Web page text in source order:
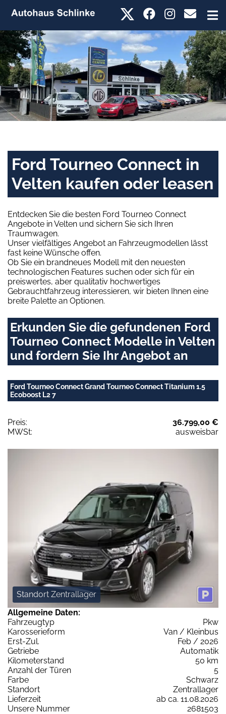
Ford Tourneo Connect in
Velten kaufen oder leasen
Entdecken Sie die besten Ford Tourneo Connect
Angebote in Velten und sichern Sie sich Ihren
Traumwagen.
Unser vielfältiges Angebot an Fahrzeugmodellen lässt
fast keine Wünsche offen.
Ob Sie ein brandneues Modell mit den neuesten
technologischen Features suchen oder sich für ein
preiswertes, aber qualitativ hochwertiges
Gebrauchtfahrzeug interessieren, wir bieten Ihnen eine
breite Palette an Optionen.
Erkunden Sie die gefundenen Ford
Tourneo Connect Modelle in Velten
und fordern Sie Ihr Angebot an
Ford Tourneo Connect Grand Tourneo Connect Titanium 1.5
Ecoboost L2 7
Preis:
36.799,00 €
MWSt:
ausweisbar
Standort Zentrallager
Allgemeine Daten:
Fahrzeugtyp
Pkw
Karosserieform
Van / Kleinbus
Erst-Zul.
Feb / 2026
Getriebe
Automatik
Kilometerstand
50 km
Anzahl der Türen
5
Farbe
Schwarz
Standort
Zentrallager
Lieferzeit
ab ca. 11.08.2026
Unsere Nummer
2681503